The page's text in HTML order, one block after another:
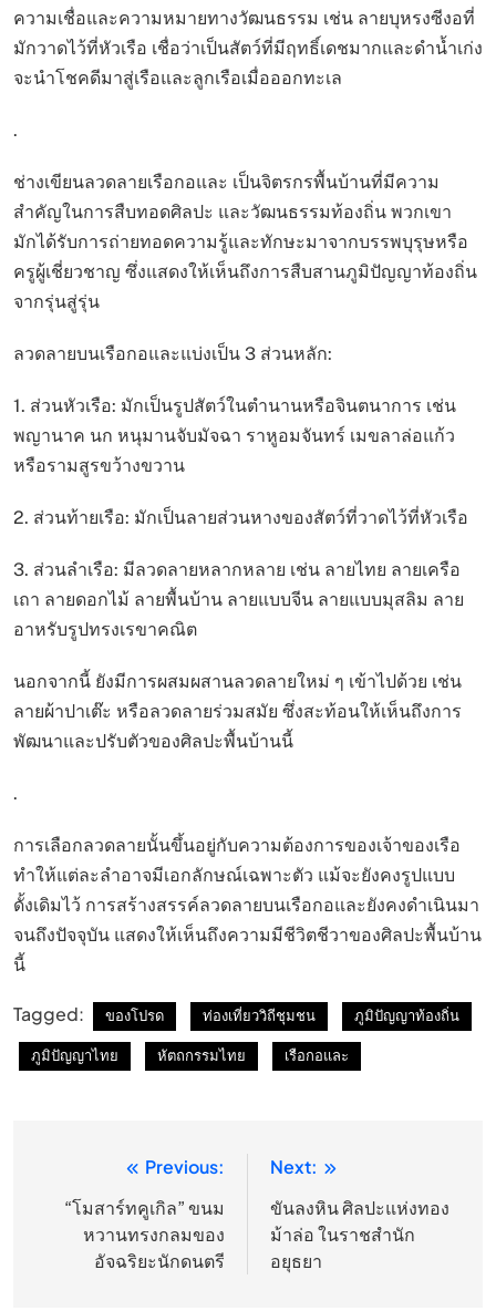
ความเชื่อและความหมายทางวัฒนธรรม เช่น ลายบุหรงซีงอที่
มักวาดไว้ที่หัวเรือ เชื่อว่าเป็นสัตว์ที่มีฤทธิ์เดชมากและดำน้ำเก่ง
จะนำโชคดีมาสู่เรือและลูกเรือเมื่อออกทะเล
.
ช่างเขียนลวดลายเรือกอและ เป็นจิตรกรพื้นบ้านที่มีความ
สำคัญในการสืบทอดศิลปะ และวัฒนธรรมท้องถิ่น พวกเขา
มักได้รับการถ่ายทอดความรู้และทักษะมาจากบรรพบุรุษหรือ
ครูผู้เชี่ยวชาญ ซึ่งแสดงให้เห็นถึงการสืบสานภูมิปัญญาท้องถิ่น
จากรุ่นสู่รุ่น
ลวดลายบนเรือกอและแบ่งเป็น 3 ส่วนหลัก:
1. ส่วนหัวเรือ: มักเป็นรูปสัตว์ในตำนานหรือจินตนาการ เช่น
พญานาค นก หนุมานจับมัจฉา ราหูอมจันทร์ เมขลาล่อแก้ว
หรือรามสูรขว้างขวาน
2. ส่วนท้ายเรือ: มักเป็นลายส่วนหางของสัตว์ที่วาดไว้ที่หัวเรือ
3. ส่วนลำเรือ: มีลวดลายหลากหลาย เช่น ลายไทย ลายเครือ
เถา ลายดอกไม้ ลายพื้นบ้าน ลายแบบจีน ลายแบบมุสลิม ลาย
อาหรับรูปทรงเรขาคณิต
นอกจากนี้ ยังมีการผสมผสานลวดลายใหม่ ๆ เข้าไปด้วย เช่น
ลายผ้าปาเต๊ะ หรือลวดลายร่วมสมัย ซึ่งสะท้อนให้เห็นถึงการ
พัฒนาและปรับตัวของศิลปะพื้นบ้านนี้
.
การเลือกลวดลายนั้นขึ้นอยู่กับความต้องการของเจ้าของเรือ
ทำให้แต่ละลำอาจมีเอกลักษณ์เฉพาะตัว แม้จะยังคงรูปแบบ
ดั้งเดิมไว้ การสร้างสรรค์ลวดลายบนเรือกอและยังคงดำเนินมา
จนถึงปัจจุบัน แสดงให้เห็นถึงความมีชีวิตชีวาของศิลปะพื้นบ้าน
นี้
Tagged: ของโปรด ท่องเที่ยววิถีชุมชน ภูมิปัญญาท้องถิ่น
ภูมิปัญญาไทย หัตถกรรมไทย เรือกอและ
แนะแนว
เรื่อง
Previous:
“โมสาร์ทคูเกิล” ขนม
หวานทรงกลมของ
อัจฉริยะนักดนตรี
Next:
ขันลงหิน ศิลปะแห่งทอง
ม้าล่อ ในราชสำนัก
อยุธยา